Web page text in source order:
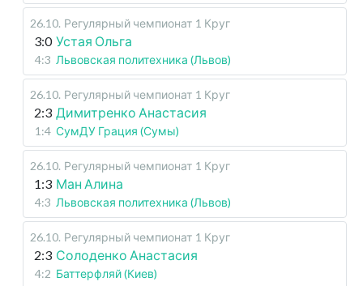
26.10. Регулярный чемпионат 1 Круг
3:0 Устая Ольга
4:3 Львовская политехника (Львов)
26.10. Регулярный чемпионат 1 Круг
2:3 Димитренко Анастасия
1:4 СумДУ Грация (Сумы)
26.10. Регулярный чемпионат 1 Круг
1:3 Ман Алина
4:3 Львовская политехника (Львов)
26.10. Регулярный чемпионат 1 Круг
2:3 Солоденко Анастасия
4:2 Баттерфляй (Киев)